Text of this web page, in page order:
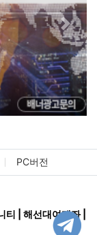
Next
PC버전
| 해선대여계좌 |